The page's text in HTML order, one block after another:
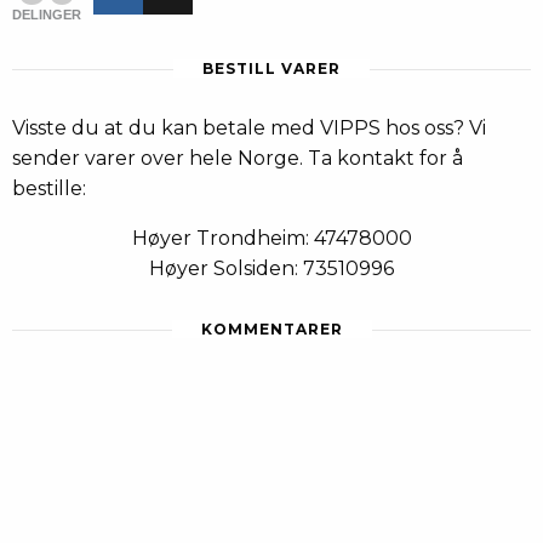
DELINGER
BESTILL VARER
Visste du at du kan betale med VIPPS hos oss? Vi
sender varer over hele Norge. Ta kontakt for å
bestille:
Høyer Trondheim: 47478000
Høyer Solsiden: 73510996
KOMMENTARER